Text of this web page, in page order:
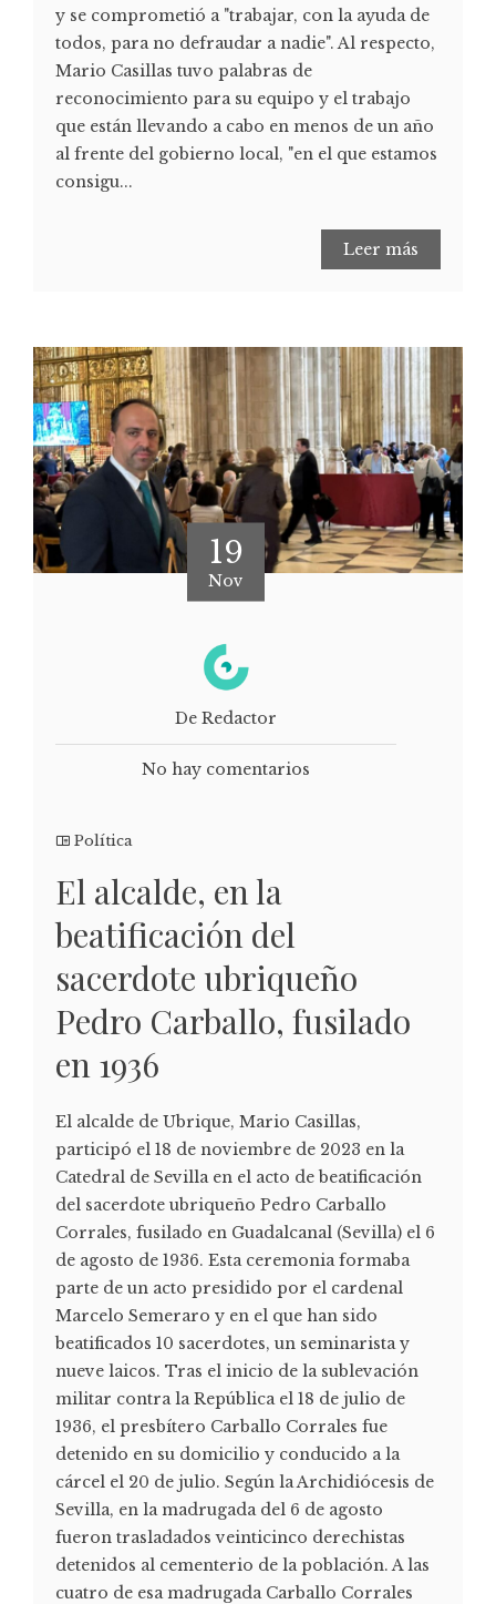
y se comprometió a "trabajar, con la ayuda de
todos, para no defraudar a nadie". Al respecto,
Mario Casillas tuvo palabras de
reconocimiento para su equipo y el trabajo
que están llevando a cabo en menos de un año
al frente del gobierno local, "en el que estamos
consigu...
Leer más
19
Nov
De Redactor
No hay comentarios
Política
El alcalde, en la
beatificación del
sacerdote ubriqueño
Pedro Carballo, fusilado
en 1936
El alcalde de Ubrique, Mario Casillas,
participó el 18 de noviembre de 2023 en la
Catedral de Sevilla en el acto de beatificación
del sacerdote ubriqueño Pedro Carballo
Corrales, fusilado en Guadalcanal (Sevilla) el 6
de agosto de 1936. Esta ceremonia formaba
parte de un acto presidido por el cardenal
Marcelo Semeraro y en el que han sido
beatificados 10 sacerdotes, un seminarista y
nueve laicos. Tras el inicio de la sublevación
militar contra la República el 18 de julio de
1936, el presbítero Carballo Corrales fue
detenido en su domicilio y conducido a la
cárcel el 20 de julio. Según la Archidiócesis de
Sevilla, en la madrugada del 6 de agosto
fueron trasladados veinticinco derechistas
detenidos al cementerio de la población. A las
cuatro de esa madrugada Carballo Corrales